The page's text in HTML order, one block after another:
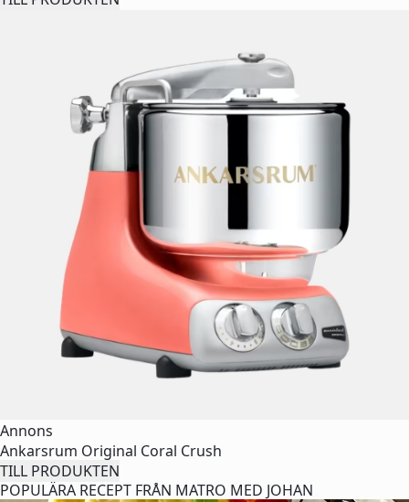
Annons
Ankarsrum Original Coral Crush
TILL PRODUKTEN
POPULÄRA RECEPT FRÅN MATRO MED JOHAN